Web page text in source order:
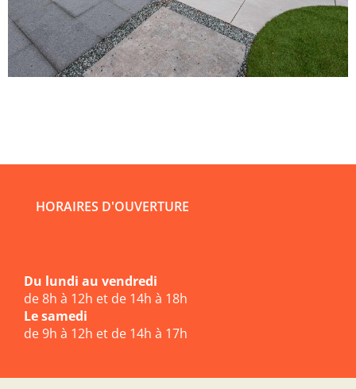
HORAIRES D'OUVERTURE
Du lundi au vendredi
de 8h à 12h et de 14h à 18h
Le samedi
de 9h à 12h et de 14h à 17h